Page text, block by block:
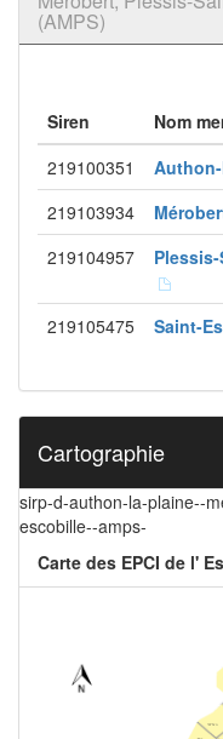
(AMPS)
Siren Nom
219100351
219103934
219104957
219105475 Saint-
Cartographie
sirp-d-authon-la-plaine--
escobille--amps-
Carte des EPCI de l'